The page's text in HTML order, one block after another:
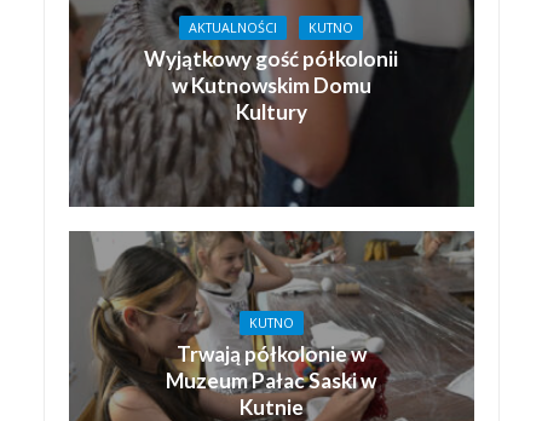
AKTUALNOŚCI KUTNO
Wyjątkowy gość półkolonii
w Kutnowskim Domu
Kultury
KUTNO
Trwają półkolonie w
Muzeum Pałac Saski w
Kutnie